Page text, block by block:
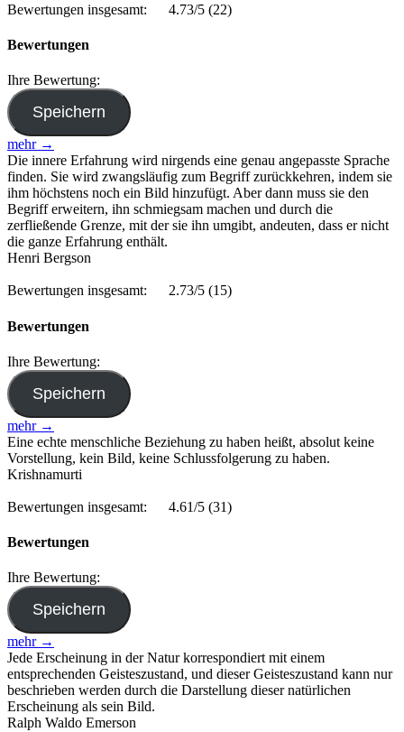
Bewertungen insgesamt: 4.73/5 (22)
Bewertungen
Ihre Bewertung:
mehr →
Die innere Erfahrung wird nirgends eine genau angepasste Sprache
finden. Sie wird zwangsläufig zum Begriff zurückkehren, indem sie
ihm höchstens noch ein Bild hinzufügt. Aber dann muss sie den
Begriff erweitern, ihn schmiegsam machen und durch die
zerfließende Grenze, mit der sie ihn umgibt, andeuten, dass er nicht
die ganze Erfahrung enthält.
Henri Bergson
Bewertungen insgesamt: 2.73/5 (15)
Bewertungen
Ihre Bewertung:
mehr →
Eine echte menschliche Beziehung zu haben heißt, absolut keine
Vorstellung, kein Bild, keine Schlussfolgerung zu haben.
Krishnamurti
Bewertungen insgesamt: 4.61/5 (31)
Bewertungen
Ihre Bewertung:
mehr →
Jede Erscheinung in der Natur korrespondiert mit einem
entsprechenden Geisteszustand, und dieser Geisteszustand kann nur
beschrieben werden durch die Darstellung dieser natürlichen
Erscheinung als sein Bild.
Ralph Waldo Emerson